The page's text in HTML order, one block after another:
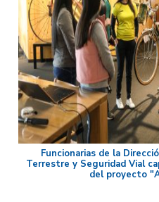
Funcionarias de la
Terrestre y Seguridad Vial
del proyecto